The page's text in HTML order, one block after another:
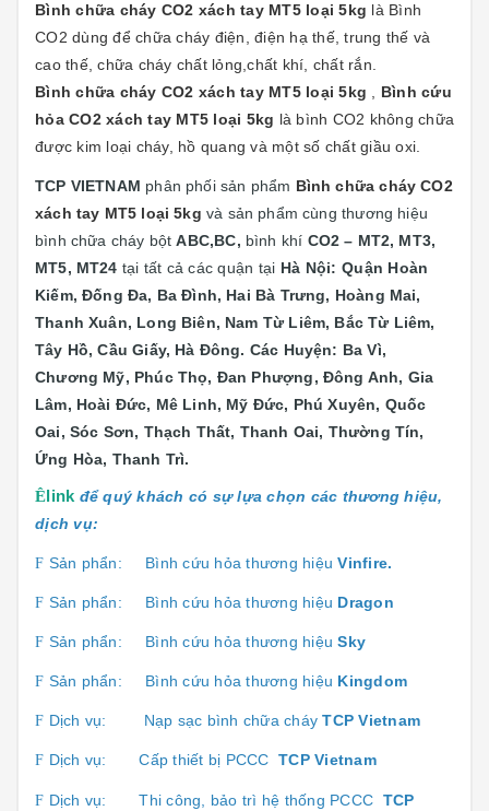
Bình chữa cháy CO2 xách tay MT5 loại 5kg là Bình
CO2 dùng để chữa cháy điện, điện hạ thế, trung thế và
cao thế, chữa cháy chất lỏng,chất khí, chất rắn.
Bình chữa cháy CO2 xách tay MT5 loại 5kg
Bình cứu
hỏa CO2 xách tay MT5 loại 5kg là bình CO2 không chữa
được kim loại cháy, hồ quang và một số chất giầu oxi.
TCP VIETNAM phân phối sản phẩm Bình chữa cháy CO2
xách tay MT5 loại 5kg và sản phẩm cùng thương hiệu
bình chữa cháy bộtABC,BC, bình khí CO2 – MT2, MT3,
MT5, MT24 tại tất cả các quận tại Hà Nội: Quận Hoàn
Kiếm, Đống Đa, Ba Đình, Hai Bà Trưng, Hoàng Mai,
Thanh Xuân, Long Biên, Nam Từ Liêm, Bắc Từ Liêm,
Tây Hồ, Cầu Giấy, Hà Đông. Các Huyện: Ba Vì,
Chương Mỹ, Phúc Thọ, Đan Phượng, Đông Anh, Gia
Lâm, Hoài Đức, Mê Linh, Mỹ Đức, Phú Xuyên, Quốc
Oai, Sóc Sơn, Thạch Thất, Thanh Oai, Thường Tín,
Ứng Hòa, Thanh Trì.
Êlink để quý khách có sự lựa chọn các thương hiệu,
dịch vụ:
F Sản phẩn: Bình cứu hỏa thương hiệuVinfire.
F Sản phẩn: Bình cứu hỏa thương hiệu Dragon
F Sản phẩn: Bình cứu hỏa thương hiệuSky
F Sản phẩn: Bình cứu hỏa thương hiệu Kingdom
F Dịch vụ: Nạp sạc bình chữa cháyTCP Vietnam
F Dịch vụ:Cấp thiết bị PCCC TCP Vietnam
F Dịch vụ:Thi công, bảo trì hệ thống PCCC TCP